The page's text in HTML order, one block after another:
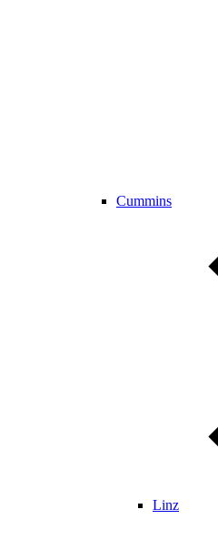
Cummins
Linz